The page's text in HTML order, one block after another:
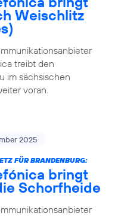
Weischlitz
treibt den
im sächsischen
voran.
2025
FÜR BRANDENBURG:
bringt
Schorfheide